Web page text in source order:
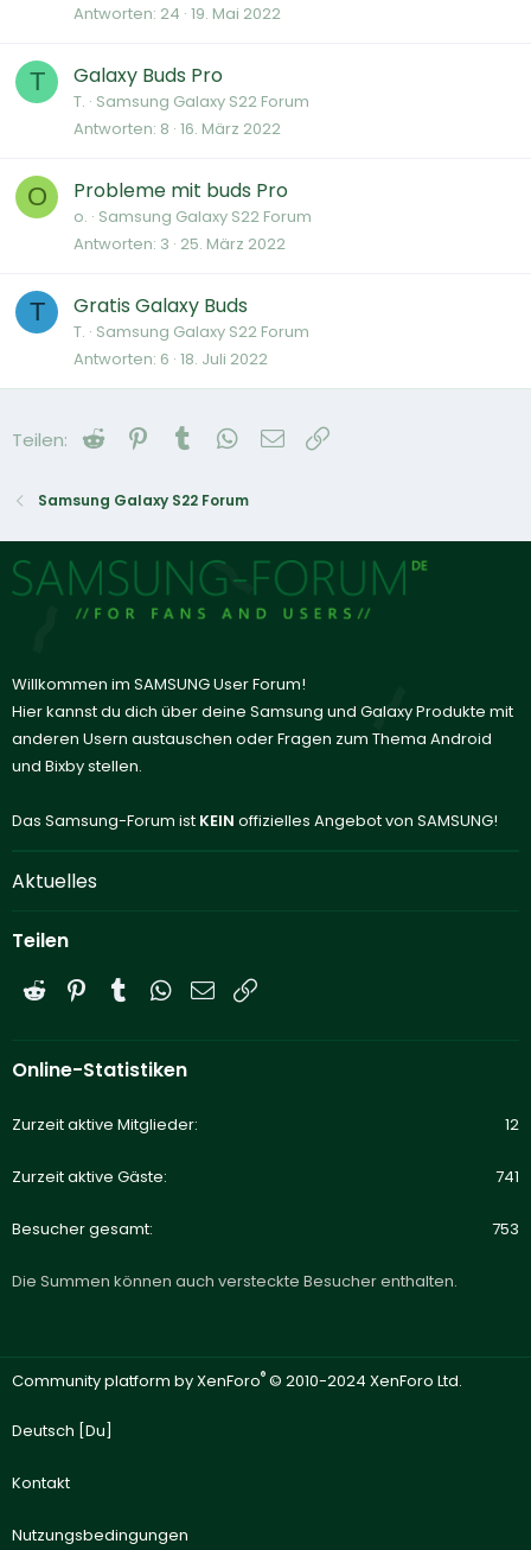
Antworten 24 19. Mai 2022
T Galaxy Buds Pro
T. Samsung Galaxy S22 Forum
Antworten 8 16. März 2022
O Probleme mit buds Pro
o. Samsung Galaxy S22 Forum
Antworten 3 25. März 2022
T Gratis Galaxy Buds
T. Samsung Galaxy S22 Forum
Antworten 6 18. Juli 2022
Teilen: Reddit Pinterest
Tumblr WhatsApp
E-Mail
Samsung Galaxy S22 Forum
Willkommen im SAMSUNG User Forum!
Hier kannst du dich über deine Samsung und Galaxy Produkte mit
anderen Usern austauschen oder Fragen zum Thema Android
und Bixby stellen.
Das Samsung-Forum ist KEIN offizielles Angebot von SAMSUNG!
Aktuelles
Teilen
Reddit PinterestTumblrWhatsApp
E-Mail
Online-Statistiken
Zurzeit aktive Mitglieder 12
Zurzeit aktive Gäste 741
Besucher gesamt 753
Die Summen können auch versteckte Besucher enthalten.
Community platform by XenForo® © 2010-2024 XenForo Ltd.
Deutsch [Du]
Kontakt
Nutzungsbedingungen